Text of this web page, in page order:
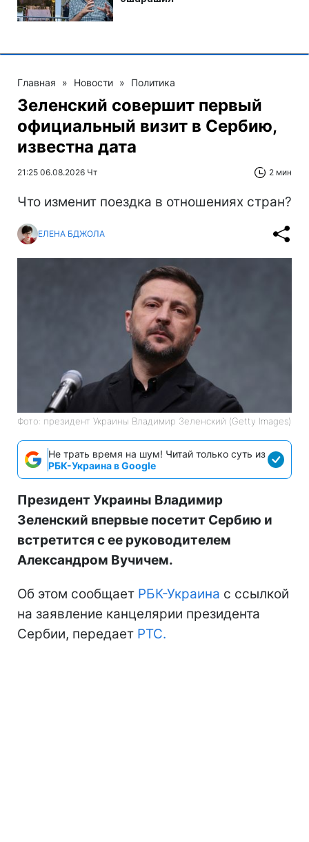
Главная » Новости » Политика
Зеленский совершит первый
официальный визит в Сербию,
известна дата
21:25 06.08.2026 Чт 2 мин
Что изменит поездка в отношениях стран?
ЕЛЕНА БДЖОЛА
Фото: президент Украины Владимир Зеленский (Getty Images)
Не трать время на шум! Читай только суть из
РБК-Украина в Google
Президент Украины Владимир
Зеленский впервые посетит Сербию и
встретится с ее руководителем
Александром Вучичем.
Об этом сообщает РБК-Украина с ссылкой
на заявление канцелярии президента
Сербии, передает РТС.